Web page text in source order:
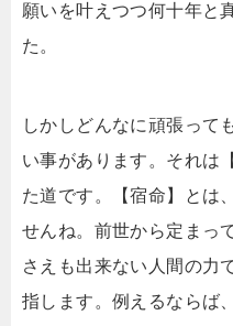
願いを叶えつつ何十年と
た。
しかしどんなに頑張って
い事があります。それは
た道です。【宿命】とは
せんね。前世から定まっ
さえも出来ない人間の力
指します。例えるならば